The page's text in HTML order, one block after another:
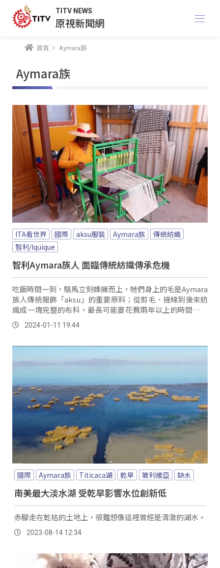
TITV NEWS
原視新聞網
首頁 Aymara族
Aymara族
ITA看世界 國際 aksu服裝 Aymara族
傳統紡織
智利/Iquique
智利Aymara族人 面臨傳統紡織傳承危機
吃飯時間一到，駱馬立刻蜂擁而上，牠們身上的毛是Aymara
族人傳統服飾「aksu」的重要原料；從剪毛、搓線到後來紡
織成一塊完整的布料，最長可能要花費兩年以上的時間，費
盡心力以傳統工法製作的aksu是出席重大場合必備的正式服
裝。2024-01-11 19:44
國際 Aymara族 Titicaca湖 乾旱 玻利維亞 缺水
南美最大淡水湖 受乾旱影響水位創新低
赤腳走在乾枯的土地上，很難想像這裡曾經是清澈的湖水。
2023-08-14 12:34